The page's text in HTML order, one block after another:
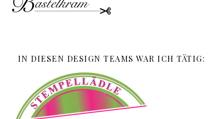
IN DIESEN DESIGN TEAMS WAR ICH TÄTIG: